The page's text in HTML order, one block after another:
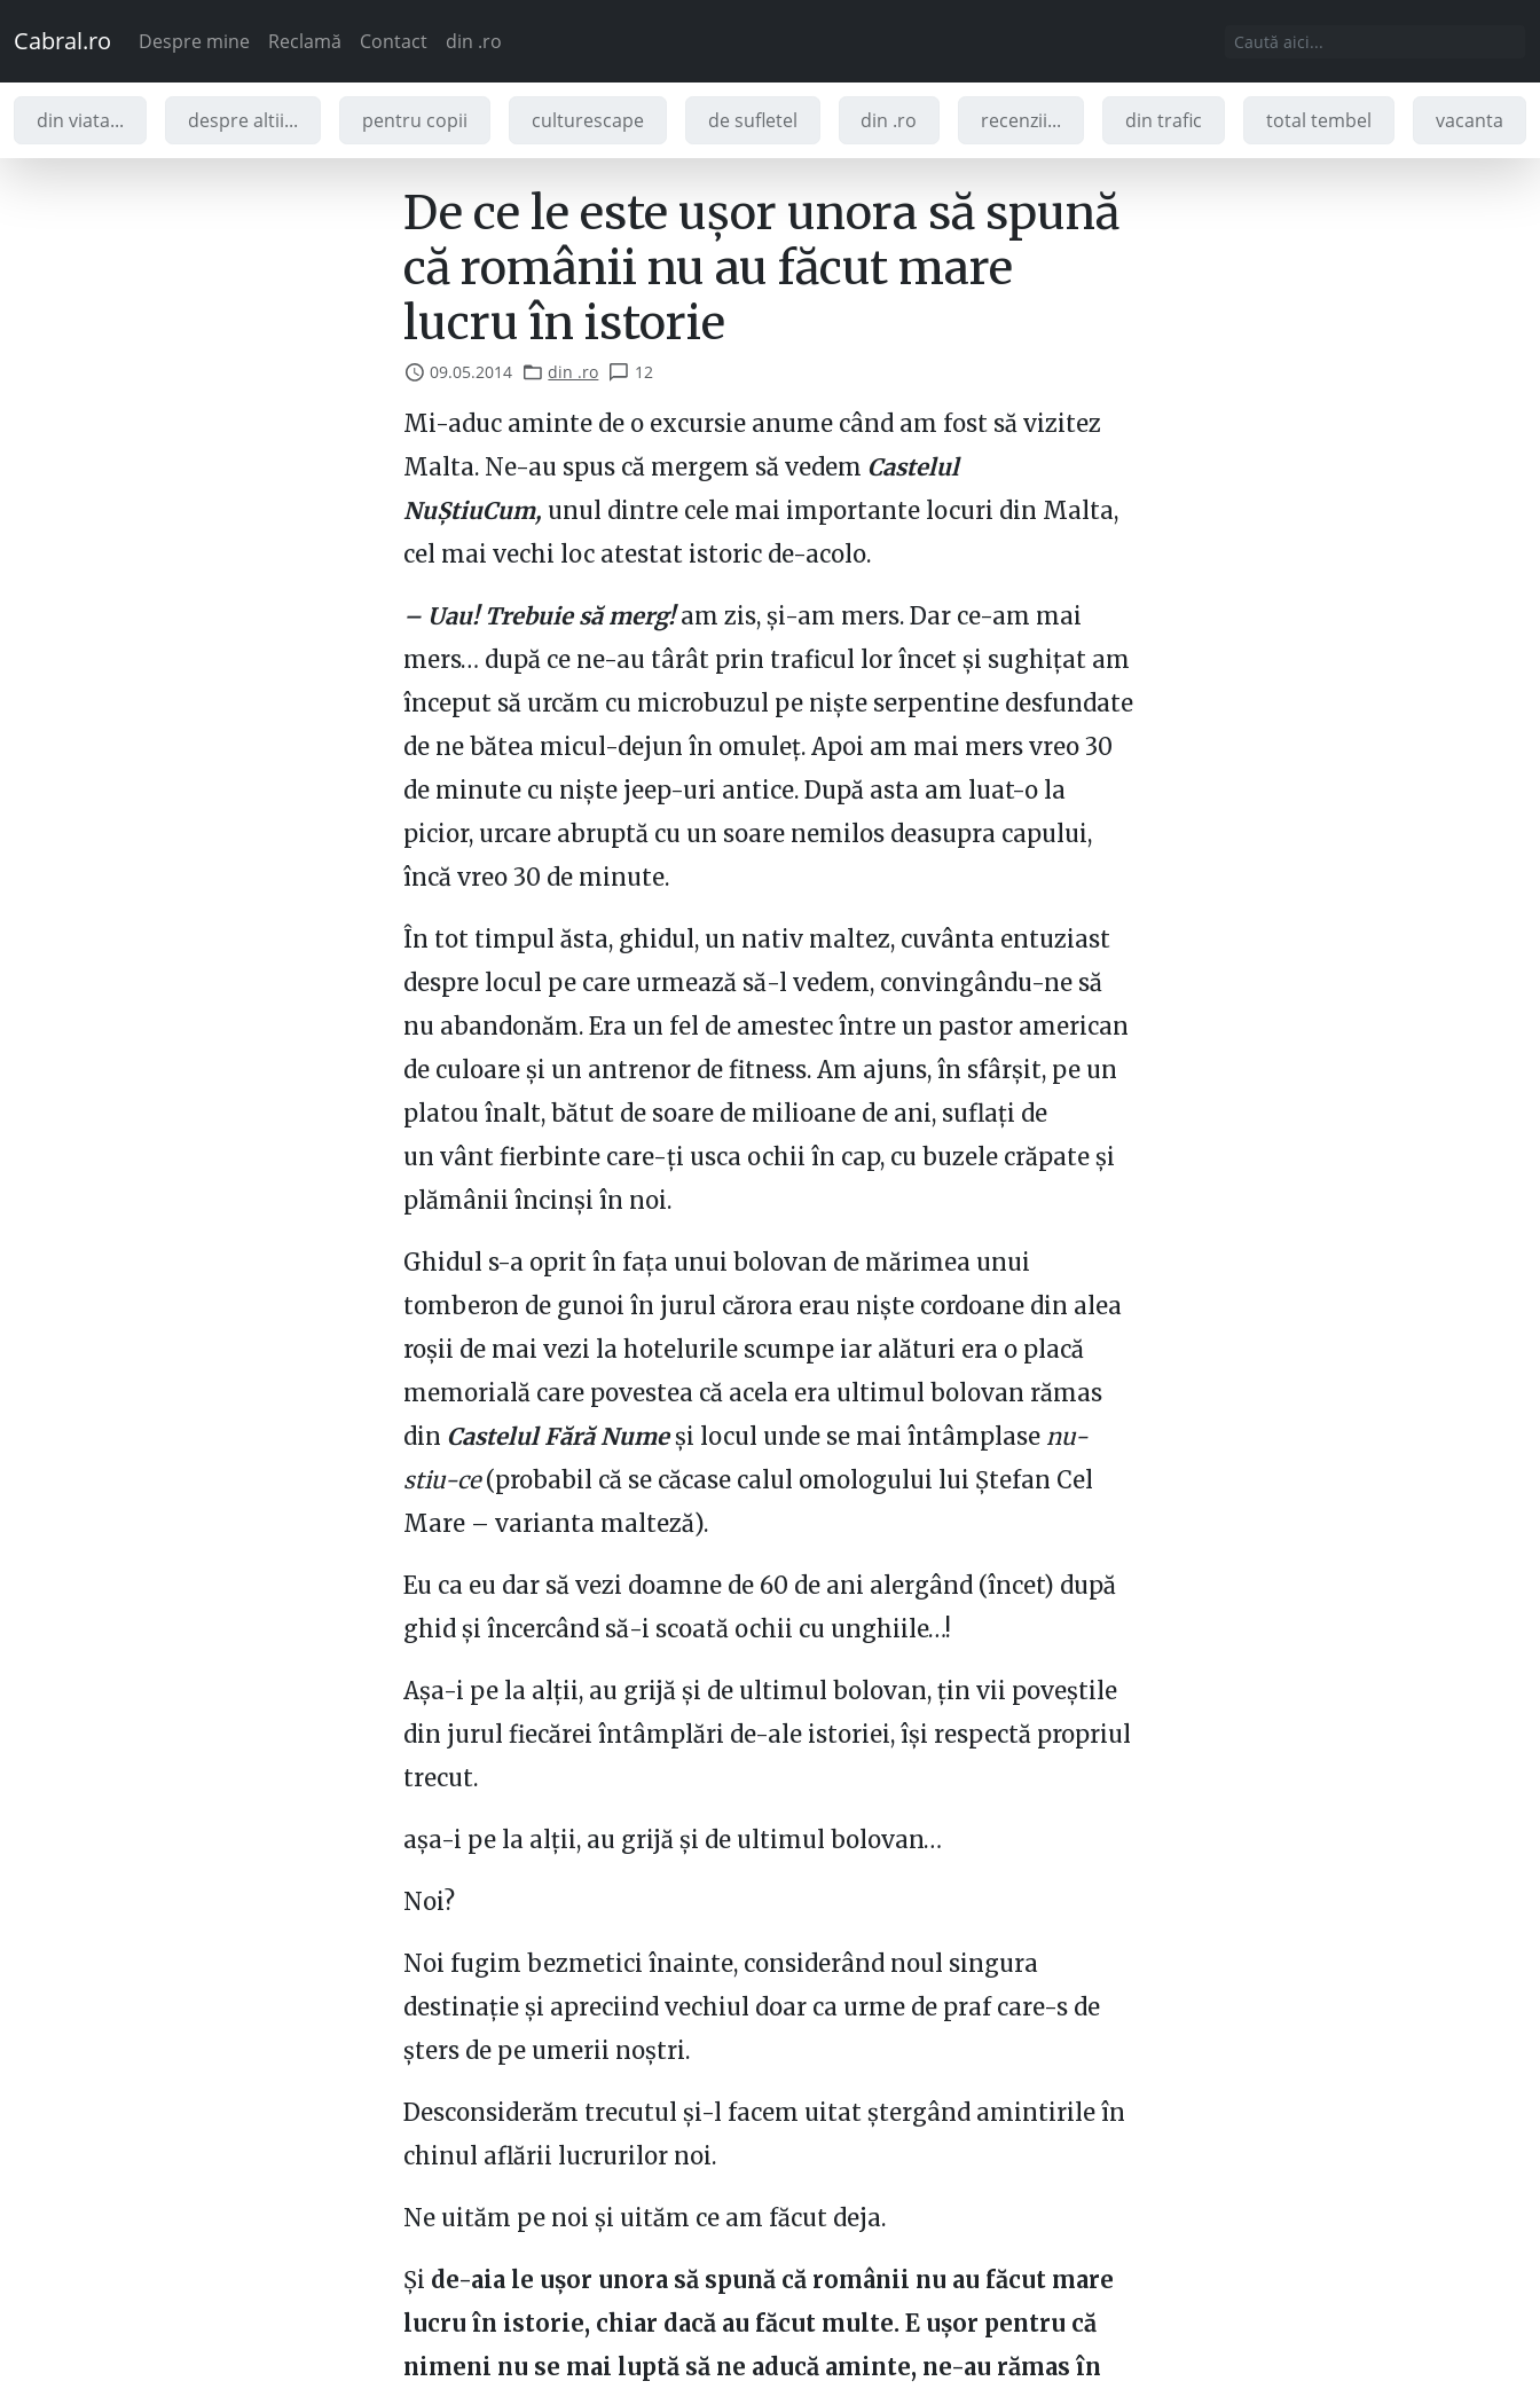
Cabral.ro Despre mine Reclamă Contact din .ro
din viata... despre altii... pentru copii culturescape de sufletel din .ro recenzii... din trafic total tembel vacanta
De ce le este ușor unora să spună
că românii nu au făcut mare
lucru în istorie
09.05.2014 din .ro 12
Mi-aduc aminte de o excursie anume când am fost să vizitez
Malta. Ne-au spus că mergem să vedem Castelul
NuȘtiuCum, unul dintre cele mai importante locuri din Malta,
cel mai vechi loc atestat istoric de-acolo.
– Uau! Trebuie să merg! am zis, și-am mers. Dar ce-am mai
mers… după ce ne-au târât prin traficul lor încet și sughițat am
început să urcăm cu microbuzul pe niște serpentine desfundate
de ne bătea micul-dejun în omuleț. Apoi am mai mers vreo 30
de minute cu niște jeep-uri antice. După asta am luat-o la
picior, urcare abruptă cu un soare nemilos deasupra capului,
încă vreo 30 de minute.
În tot timpul ăsta, ghidul, un nativ maltez, cuvânta entuziast
despre locul pe care urmează să-l vedem, convingându-ne să
nu abandonăm. Era un fel de amestec între un pastor american
de culoare și un antrenor de fitness. Am ajuns, în sfârșit, pe un
platou înalt, bătut de soare de milioane de ani, suflați de
un vânt fierbinte care-ți usca ochii în cap, cu buzele crăpate și
plămânii încinși în noi.
Ghidul s-a oprit în fața unui bolovan de mărimea unui
tomberon de gunoi în jurul cărora erau niște cordoane din alea
roșii de mai vezi la hotelurile scumpe iar alături era o placă
memorială care povestea că acela era ultimul bolovan rămas
din Castelul Fără Numeși locul unde se mai întâmplase nu-
stiu-ce(probabil că se căcase calul omologului lui Ștefan Cel
Mare – varianta malteză).
Eu ca eu dar să vezi doamne de 60 de ani alergând (încet) după
ghid și încercând să-i scoată ochii cu unghiile…!
Așa-i pe la alții, au grijă și de ultimul bolovan, țin vii poveștile
din jurul fiecărei întâmplări de-ale istoriei, își respectă propriul
trecut.
așa-i pe la alții, au grijă și de ultimul bolovan…
Noi?
Noi fugim bezmetici înainte, considerând noul singura
destinație și apreciind vechiul doar ca urme de praf care-s de
șters de pe umerii noștri.
Desconsiderăm trecutul și-l facem uitat ștergând amintirile în
chinul aflării lucrurilor noi.
Ne uităm pe noi și uităm ce am făcut deja.
Și de-aia le ușor unora să spună că românii nu au făcut mare
lucru în istorie, chiar dacă au făcut multe. E ușor pentru că
nimeni nu se mai luptă să ne aducă aminte, ne-au rămas în